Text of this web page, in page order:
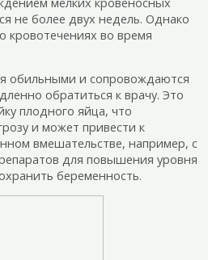
не более двух недель. Однако
кровотечениях во время
обильными и сопровождаются
обратиться к врачу. Это
плодного яйца, что
и может привести к
вмешательстве, например, с
для повышения уровня
беременность.